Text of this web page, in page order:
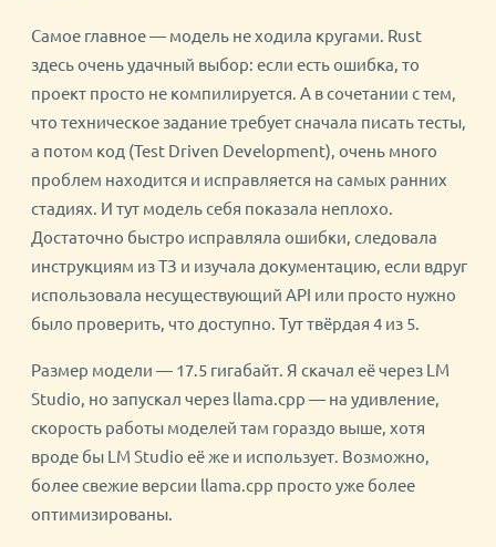
Самое главное — модель не ходила кругами. Rust
здесь очень удачный выбор: если есть ошибка, то
проект просто не компилируется. А в сочетании с тем,
что техническое задание требует сначала писать тесты,
а потом код (Test Driven Development), очень много
проблем находится и исправляется на самых ранних
стадиях. И тут модель себя показала неплохо.
Достаточно быстро исправляла ошибки, следовала
инструкциям из ТЗ и изучала документацию, если вдруг
использовала несуществующий API или просто нужно
было проверить, что доступно. Тут твёрдая 4 из 5.
Размер модели — 17.5 гигабайт. Я скачал её через LM
Studio, но запускал через llama.cpp — на удивление,
скорость работы моделей там гораздо выше, хотя
вроде бы LM Studio её же и использует. Возможно,
более свежие версии llama.cpp просто уже более
оптимизированы.